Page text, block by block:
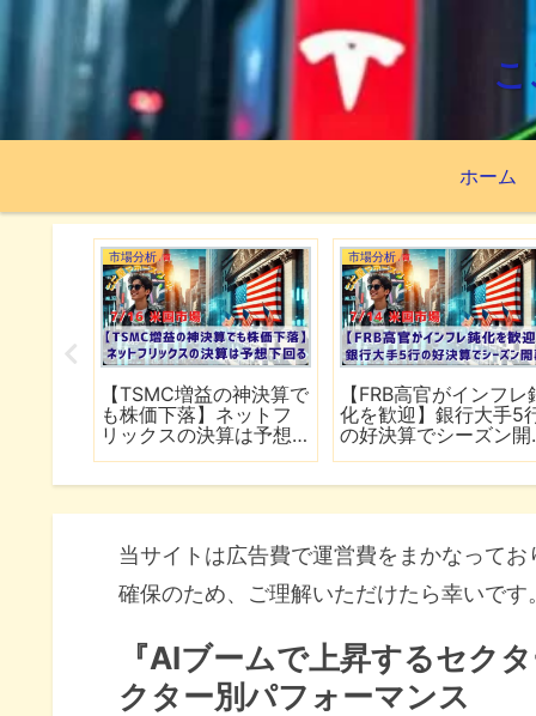
ホーム
市場分析
【TSMC増益の神決算で
も株価下落】ネットフ
リックスの決算は予想
市場分析
【FRB高官がインフレ
化を歓迎】銀行大手5
の好決算でシーズン開
当サイトは広告費で運営費をまかなって
確保のため、ご理解いただけたら幸いです
『AIブームで上昇するセク
クター別パフォーマンス